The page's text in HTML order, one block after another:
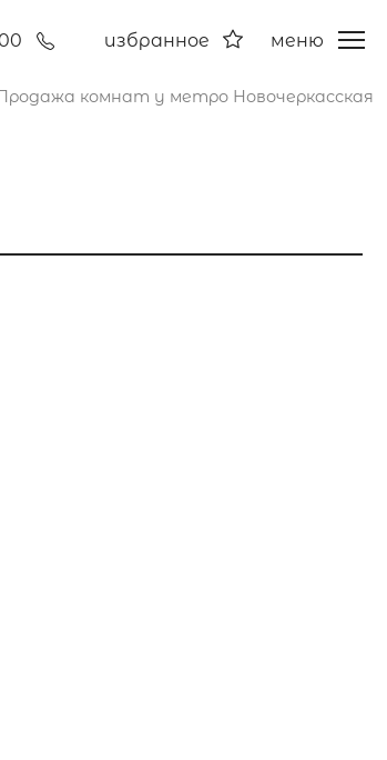
избранное меню
комнат у метро Новочеркасская